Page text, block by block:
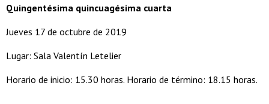
Quingentésima quincuagésima cuarta
Jueves 17 de octubre de 2019
Lugar: Sala Valentín Letelier
Horario de inicio: 15.30 horas. Horario de término: 18.15 horas.